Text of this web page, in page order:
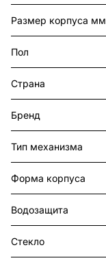
Размер корпуса
Пол
Страна
Бренд
Тип механизма
Форма корпуса
Водозащита
Стекло